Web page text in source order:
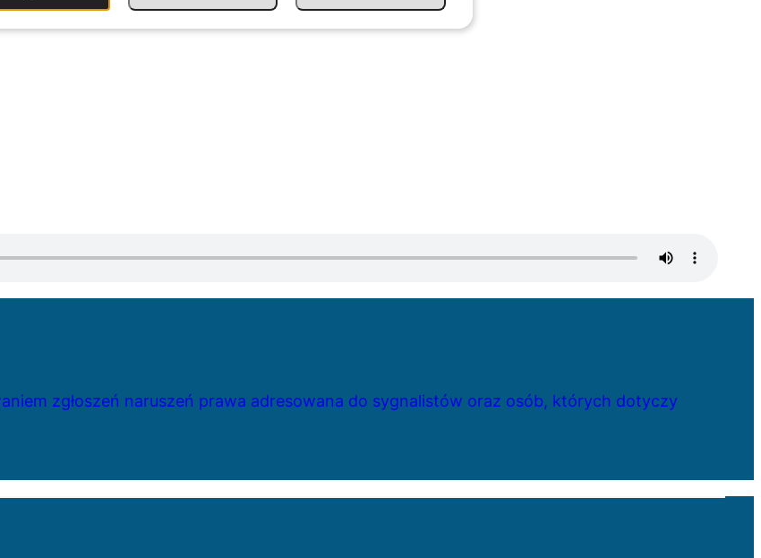
zgłoszeń naruszeń prawa adresowana do sygnalistów oraz osób, których dotyczy